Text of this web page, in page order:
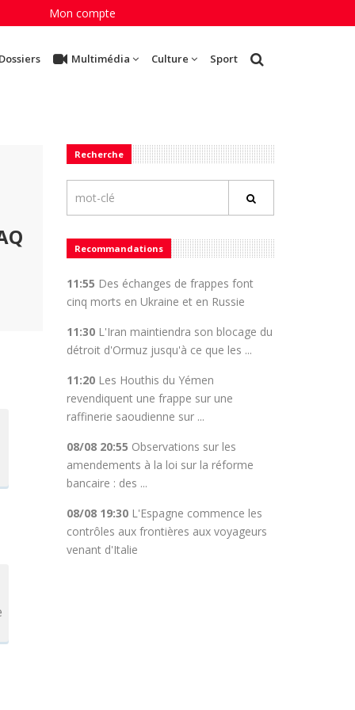
Mon compte
Multimédia Culture Sport
Recherche
Recommandations
11:55 Des échanges de frappes font
cinq morts en Ukraine et en Russie
11:30L'Iran maintiendra son blocage du
détroit d'Ormuz jusqu'à ce que les ...
11:20Les Houthis du Yémen
revendiquent une frappe sur une
raffinerie saoudienne sur ...
08/08 20:55 Observations sur les
amendements à la loi sur la réforme
bancaire : des ...
08/08 19:30L'Espagne commence les
contrôles aux frontières aux voyageurs
venant d'Italie